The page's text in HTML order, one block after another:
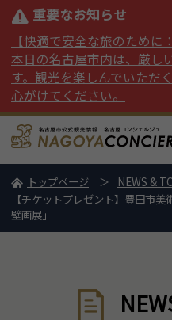
重要なお知らせ
【快適で安全な旅のために
本日の名古屋市内は、厳し
す。観光を楽しんでいただ
心がけてください。
トップページ
NEWS &
【チケットプレゼント】豊田市
壁画展」